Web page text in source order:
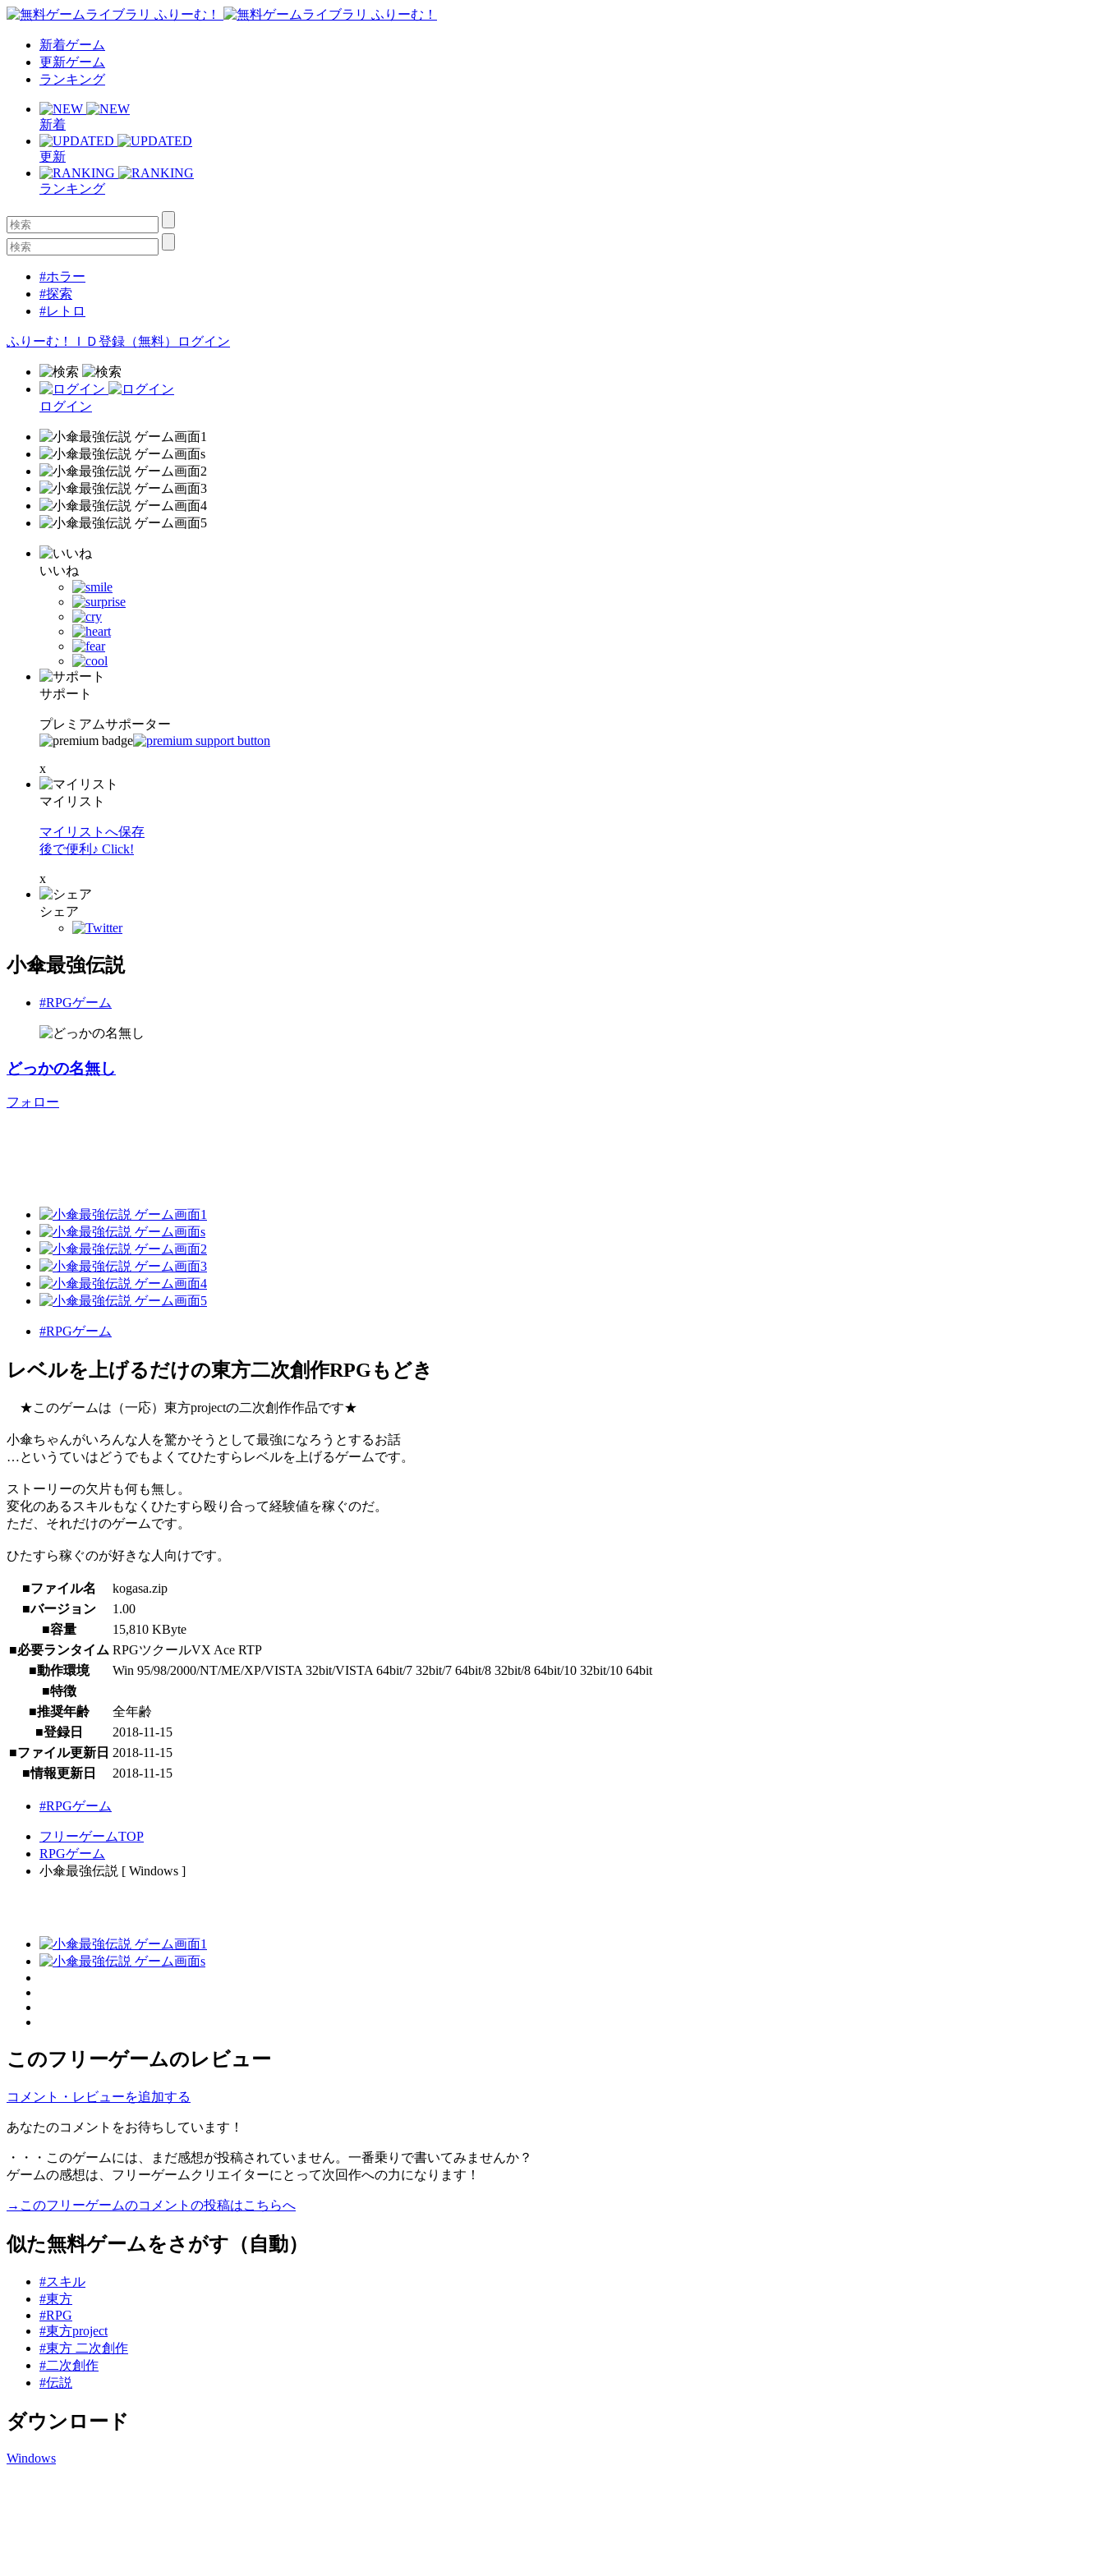
新着ゲーム
更新ゲーム
ランキング
新着
更新
ランキング
#ホラー
#探索
#レトロ
ふりーむ！ＩＤ登録（無料） ログイン
ログイン
いいね
サポート
プレミアムサポーター
x
マイリスト
マイリストへ保存
後で便利♪ Click!
x
シェア
小傘最強伝説
#RPGゲーム
どっかの名無し
フォロー
#RPGゲーム
レベルを上げるだけの東方二次創作RPGもどき
★このゲームは（一応）東方projectの二次創作作品です★
小傘ちゃんがいろんな人を驚かそうとして最強になろうとするお話
…というていはどうでもよくてひたすらレベルを上げるゲームです。
ストーリーの欠片も何も無し。
変化のあるスキルもなくひたすら殴り合って経験値を稼ぐのだ。
ただ、それだけのゲームです。
ひたすら稼ぐのが好きな人向けです。
■ファイル名
kogasa.zip
■バージョン
1.00
■容量
15,810 KByte
■必要ランタイム RPGツクールVX Ace RTP
■動作環境
Win 95/98/2000/NT/ME/XP/VISTA 32bit/VISTA 64bit/7 32bit/7 64bit/8 32bit/8 64bit/10 32bit/10 64bit
■特徴
■推奨年齢
全年齢
■登録日
2018-11-15
■ファイル更新日 2018-11-15
■情報更新日
2018-11-15
#RPGゲーム
フリーゲームTOP
RPGゲーム
小傘最強伝説 [ Windows ]
このフリーゲームのレビュー
コメント・レビューを追加する
あなたのコメントをお待ちしています！
・・・このゲームには、まだ感想が投稿されていません。一番乗りで書いてみませんか？
ゲームの感想は、フリーゲームクリエイターにとって次回作への力になります！
→このフリーゲームのコメントの投稿はこちらへ
似た無料ゲームをさがす（自動）
#スキル
#東方
#RPG
#東方project
#東方 二次創作
#二次創作
#伝説
ダウンロード
Windows